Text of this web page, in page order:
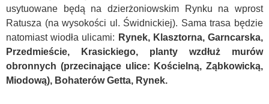
usytuowane będą na dzierżoniowskim Rynku na wprost
Ratusza (na wysokości ul. Świdnickiej). Sama trasa będzie
natomiast wiodła ulicami: Rynek, Klasztorna, Garncarska,
Przedmieście, Krasickiego, planty wzdłuż murów
obronnych (przecinające ulice: Kościelną, Ząbkowicką,
Miodową), Bohaterów Getta, Rynek.